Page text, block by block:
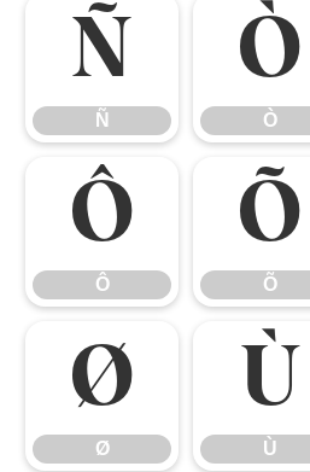
Ñ
Ñ
Ò
Ò
Ô
Ô
Õ
Õ
Ø
Ø
Ù
Ù